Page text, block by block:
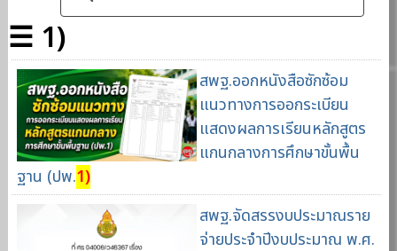
☰ 1)
สพฐ.ออกหนังสือซักซ้อม
แนวทางการออกระเบียน
แสดงผลการเรียนหลักสูตร
แกนกลางการศึกษาขั้นพื้น
ฐาน (ปพ.1)
สพฐ.จัดสรรงบประมาณราย
จ่ายประจำปีงบประมาณ พ.ศ.